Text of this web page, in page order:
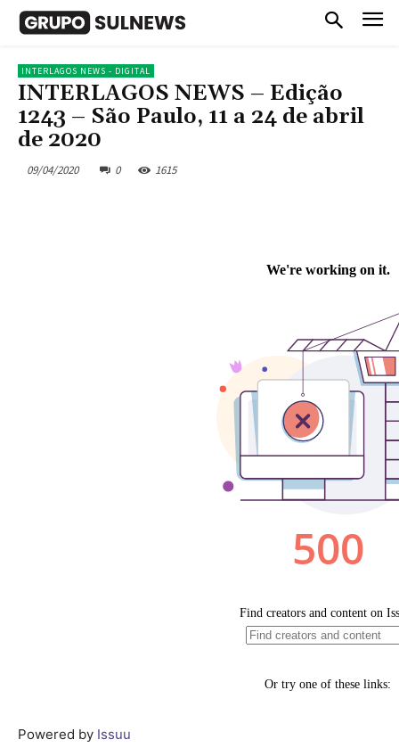
INTERLAGOS NEWS - DIGITAL
INTERLAGOS NEWS – Edição
1243 – São Paulo, 11 a 24 de abril
de 2020
09/04/2020 0 1615
Powered by Issuu